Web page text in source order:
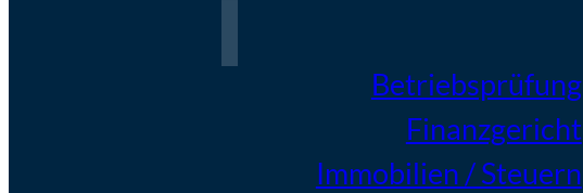
Betriebsprüfung
Finanzgericht
Immobilien / Steuern